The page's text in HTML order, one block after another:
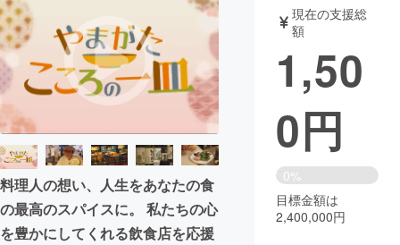
音楽
テクノロジー・ガジェット ゲーム・サ
書籍・雑誌
ビジネス・起業 チャレンジ
まちづくり・地域活性化
料理人の想い、人生をあなたの食
の最高のスパイスに。 私たちの心
を豊かにしてくれる飲食店を応援
現在の支援総
額
1,50
0円
0%
目標金額は
2,400,000円